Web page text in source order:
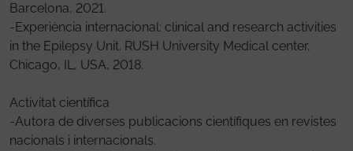
Barcelona, 2021.
-Experiència internacional: clinical and research activities
in the Epilepsy Unit. RUSH University Medical center,
Chicago, IL, USA, 2018.
Activitat científica
-Autora de diverses publicacions científiques en revistes
nacionals i internacionals.